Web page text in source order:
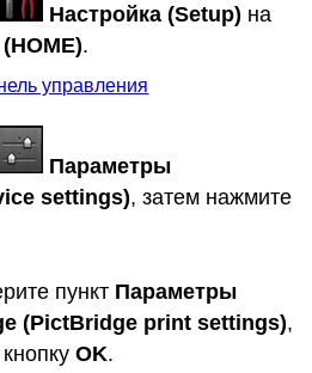
Настройка (Setup) на
(HOME).
управления
Параметры
settings), затем нажмите
пункт Параметры
(PictBridge print settings),
OK.